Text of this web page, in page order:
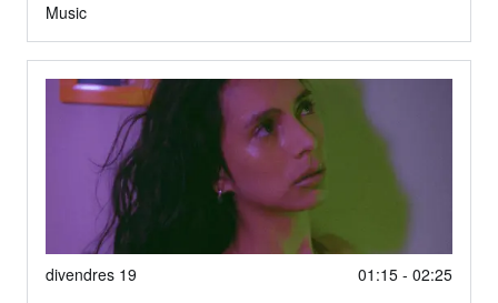
Music
divendres 19 01:15 - 02:25